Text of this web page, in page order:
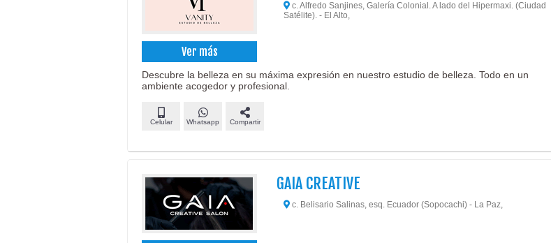
Ver más
c. Alfredo Sanjines, Galería Colonial. A lado del Hipermaxi. (Ciudad
Satélite). - El Alto,
Descubre la belleza en su máxima expresión en nuestro estudio de belleza. Todo en un
ambiente acogedor y profesional.
Celular Whatsapp Compartir
GAIA CREATIVE
c. Belisario Salinas, esq. Ecuador (Sopocachi) - La Paz,